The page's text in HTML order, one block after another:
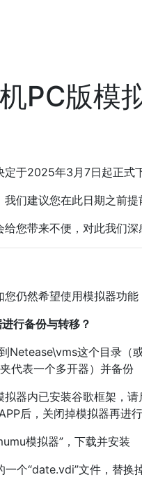
PC版模
2025年3月7日起正式下
建议您在此日期之前提
带来不便，对此我们深
然希望使用模拟器功能
行备份与转移？
这个目录（或
代表一个多开器）并备份
内已安装谷歌框架，请
后，关闭掉模拟器再进
模拟器”，下载并安装
个“date.vdi”文件，替换